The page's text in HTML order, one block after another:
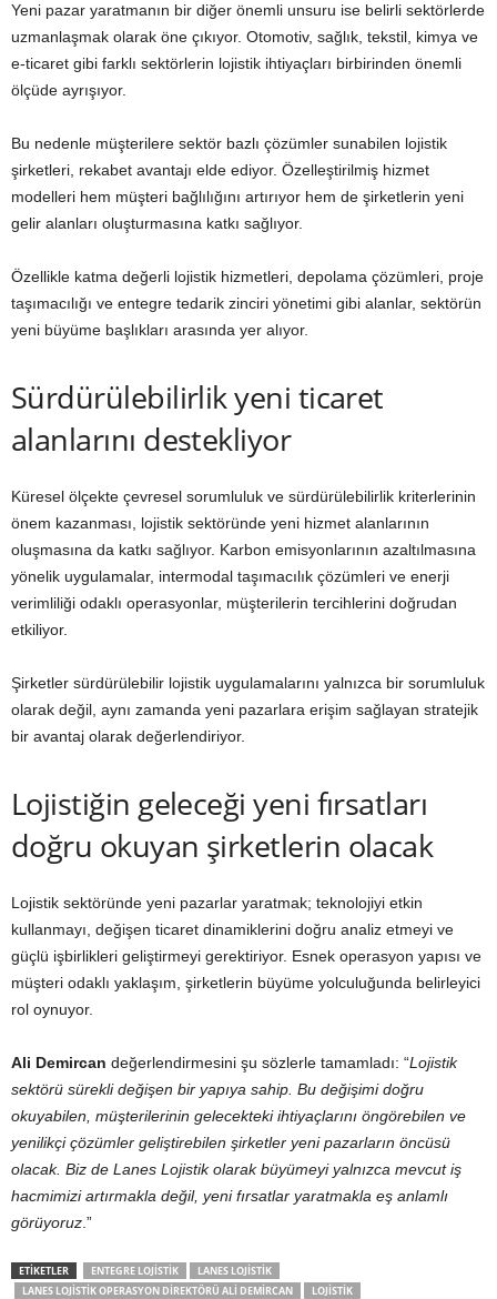
Yeni pazar yaratmanın bir diğer önemli unsuru ise belirli sektörlerde
uzmanlaşmak olarak öne çıkıyor. Otomotiv, sağlık, tekstil, kimya ve
e-ticaret gibi farklı sektörlerin lojistik ihtiyaçları birbirinden önemli
ölçüde ayrışıyor.
Bu nedenle müşterilere sektör bazlı çözümler sunabilen lojistik
şirketleri, rekabet avantajı elde ediyor. Özelleştirilmiş hizmet
modelleri hem müşteri bağlılığını artırıyor hem de şirketlerin yeni
gelir alanları oluşturmasına katkı sağlıyor.
Özellikle katma değerli lojistik hizmetleri, depolama çözümleri, proje
taşımacılığı ve entegre tedarik zinciri yönetimi gibi alanlar, sektörün
yeni büyüme başlıkları arasında yer alıyor.
Sürdürülebilirlik yeni ticaret
alanlarını destekliyor
Küresel ölçekte çevresel sorumluluk ve sürdürülebilirlik kriterlerinin
önem kazanması, lojistik sektöründe yeni hizmet alanlarının
oluşmasına da katkı sağlıyor. Karbon emisyonlarının azaltılmasına
yönelik uygulamalar, intermodal taşımacılık çözümleri ve enerji
verimliliği odaklı operasyonlar, müşterilerin tercihlerini doğrudan
etkiliyor.
Şirketler sürdürülebilir lojistik uygulamalarını yalnızca bir sorumluluk
olarak değil, aynı zamanda yeni pazarlara erişim sağlayan stratejik
bir avantaj olarak değerlendiriyor.
Lojistiğin geleceği yeni fırsatları
doğru okuyan şirketlerin olacak
Lojistik sektöründe yeni pazarlar yaratmak; teknolojiyi etkin
kullanmayı, değişen ticaret dinamiklerini doğru analiz etmeyi ve
güçlü işbirlikleri geliştirmeyi gerektiriyor. Esnek operasyon yapısı ve
müşteri odaklı yaklaşım, şirketlerin büyüme yolculuğunda belirleyici
rol oynuyor.
Ali Demircan değerlendirmesini şu sözlerle tamamladı: “Lojistik
sektörü sürekli değişen bir yapıya sahip. Bu değişimi doğru
okuyabilen, müşterilerinin gelecekteki ihtiyaçlarını öngörebilen ve
yenilikçi çözümler geliştirebilen şirketler yeni pazarların öncüsü
olacak. Biz de Lanes Lojistik olarak büyümeyi yalnızca mevcut iş
hacmimizi artırmakla değil, yeni fırsatlar yaratmakla eş anlamlı
görüyoruz .”
ETIKETLER ENTEGRE LOJISTIK
LANES LOJISTIK
LANES LOJISTIK OPERASYON DIREKTÖRÜ ALI DEMIRCAN
LOJISTIK